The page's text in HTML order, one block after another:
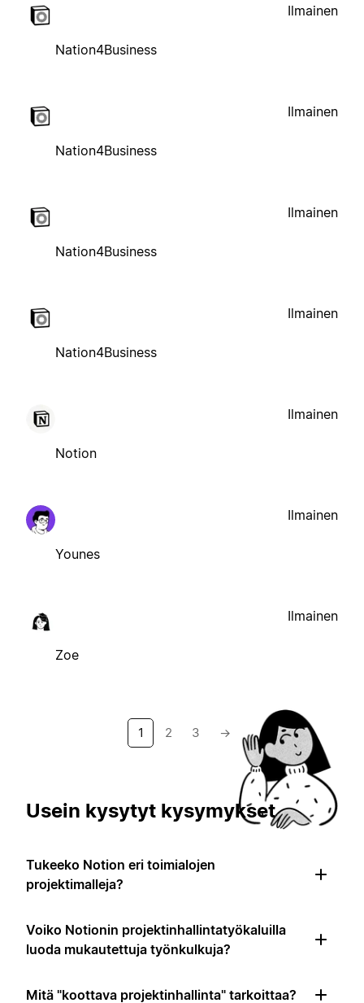
Nation4Business
Ilmainen
Nation4Business
Ilmainen
Nation4Business
Ilmainen
Nation4Business
Ilmainen
Notion
Ilmainen
Younes
Ilmainen
Zoe
Ilmainen
1 2 3 →
Usein kysytyt kysymykset
Tukeeko Notion eri toimialojen
projektimalleja?
Voiko Notionin projektinhallintatyökaluilla
luoda mukautettuja työnkulkuja?
Mitä "koottava projektinhallinta" tarkoittaa?